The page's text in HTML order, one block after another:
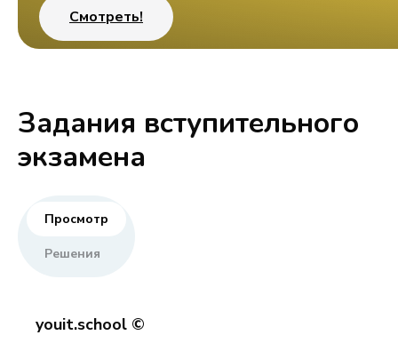
Смотреть!
Задания вступительного
экзамена
Просмотр
Решения
youit.school ©